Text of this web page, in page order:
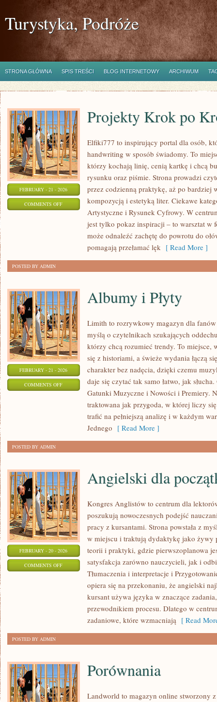
Turystyka, Podróże
STRONA GŁÓWNA SPIS TREŚCI BLOG INTERNETOWY ARCHIWUM
FEBRUARY - 21 - 2026
COMMENTS OFFON
Projekty Krok po
Elfiki777 to inspirujący portal dla osób,
handwriting w sposób świadomy. To
którzy kochają linię, cenią kartkę i chcą
rysunku oraz piśmie. Strona prowadzi
przez codzienną praktykę, aż po bardziej
kompozycją i estetyką liter. Ciekawe
Artystyczne i Rysunek Cyfrowy. W
jest tylko pokaz inspiracji – to warsztat w
może odnaleźć zachętę do powrotu do
pomagają przełamać lęk [ Read More ]
POSTED BY ADMIN
FEBRUARY - 21 - 2026
COMMENTS OFFON
Albumy i Płyty
Limith to rozrywkowy magazyn dla
myślą o czytelnikach szukających
którzy chcą rozumieć trendy. To miejsce,
się z historiami, a świeże wydania łączą
charakter bez nadęcia, dzięki czemu
daje się czytać tak samo łatwo, jak
Gatunki Muzyczne i Nowości i Premiery.
traktowana jak przygoda, w której liczy
trafić na pełniejszą analizę i w każdym
Jednego [ Read More ]
POSTED BY ADMIN
FEBRUARY - 20 - 2026
COMMENTS OFFON
POCZĄTKUJĄCYCH
Angielski dla
Kongres Anglistów to centrum dla
poszukują nowoczesnych podejść
pracy z kursantami. Strona powstała z
w miejscu i traktują dydaktykę jako żywy
teorii i praktyki, gdzie pierwszoplanowa
satysfakcja zarówno nauczycieli, jak i
Tłumaczenia i interpretacje i
opiera się na przekonaniu, że angielski
kursant używa języka w znaczące
przewodnikiem procesu. Dlatego w
zadaniowe, które wzmacniają [ Read
POSTED BY ADMIN
Porównania
Landworld to magazyn online stworzony